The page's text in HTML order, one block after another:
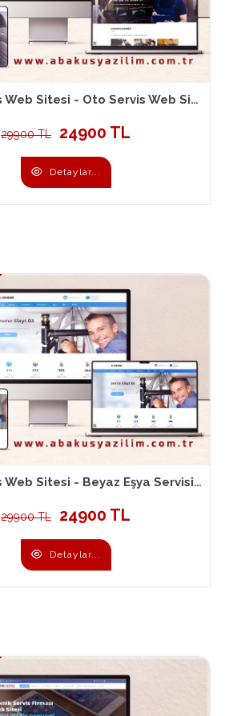
Teknik Servis Web Sitesi - Oto Servis Web Sitesi 014
29900 TL 24900 TL
Detaylar...
Teknik Servis Web Sitesi - Beyaz Eşya Servisi Web Sitesi - Ev Eşyası Tamiri Web Sitesi 015
29900 TL 24900 TL
Detaylar...